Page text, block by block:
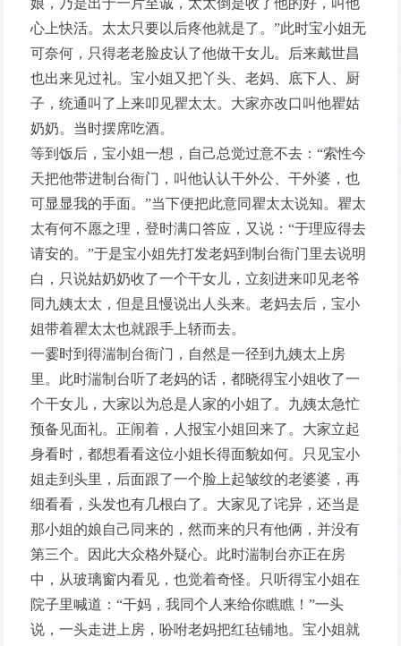
娘，乃是出于一片至诚，太太倒是收了他的好，叫他
心上快活。太太只要以后疼他就是了。”此时宝小姐无
可奈何，只得老老脸皮认了他做干女儿。后来戴世昌
也出来见过礼。宝小姐又把丫头、老妈、底下人、厨
子，统通叫了上来叩见瞿太太。大家亦改口叫他瞿姑
奶奶。当时摆席吃酒。
等到饭后，宝小姐一想，自己总觉过意不去：“索性今
天把他带进制台衙门，叫他认认干外公、干外婆，也
可显显我的手面。”当下便把此意同瞿太太说知。瞿太
太有何不愿之理，登时满口答应，又说：“于理应得去
请安的。”于是宝小姐先打发老妈到制台衙门里去说明
白，只说姑奶奶收了一个干女儿，立刻进来叩见老爷
同九姨太太，但是且慢说出人头来。老妈去后，宝小
姐带着瞿太太也就跟手上轿而去。
一霎时到得湍制台衙门，自然是一径到九姨太上房
里。此时湍制台听了老妈的话，都晓得宝小姐收了一
个干女儿，大家以为总是人家的小姐了。九姨太急忙
预备见面礼。正闹着，人报宝小姐回来了。大家立起
身看时，都想看看这位小姐长得面貌如何。只见宝小
姐走到头里，后面跟了一个脸上起皱纹的老婆婆，再
细看看，头发也有几根白了。大家见了诧异，还当是
那小姐的娘自己同来的，然而来的只有他俩，并没有
第三个。因此大众格外疑心。此时湍制台亦正在房
中，从玻璃窗内看见，也觉着奇怪。只听得宝小姐在
院子里喊道：“干妈，我同个人来给你瞧瞧！”一头
说，一头走进上房，吩咐老妈把红毡铺地。宝小姐就